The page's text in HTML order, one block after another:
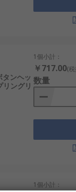
タンヘッ
ングリ
1個小計：
￥717.00(税
数量
1個小計：